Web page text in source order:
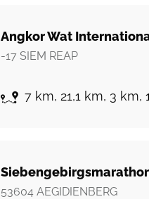
Angkor Wat
-17 SIEM REAP
7 km, 21,1 km, 3 km,
53604 AEGIDIENBERG